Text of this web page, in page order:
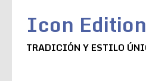
Icon
TRADICIÓN Y ESTILO